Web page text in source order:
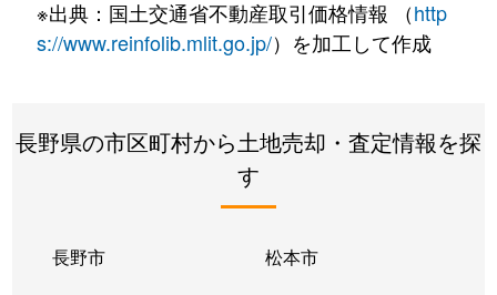
※出典：国土交通省不動産取引価格情報 （http
s://www.reinfolib.mlit.go.jp/）を加工して作成
長野県の市区町村から土地売却・査定情報を探
す
長野市 松本市